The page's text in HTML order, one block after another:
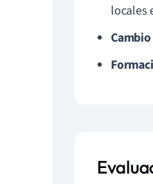
locales